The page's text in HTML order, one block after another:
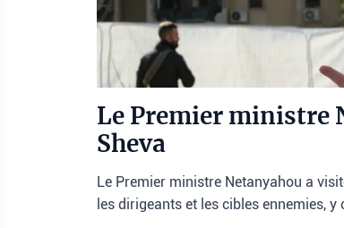
Le Premier ministre
Sheva
Le Premier ministre Netanyahou a
les dirigeants et les cibles ennemies,